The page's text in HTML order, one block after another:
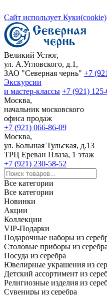
Сайт использует Куки(cookie)
Великий Устюг,
ул. А.Угловского, д.1,
ЗАО "Северная чернь" +7
Экскурсии
и мастер-классы +7 (921)
Москва,
начальник московского
офиса продаж
+7 (921) 066-86-09
Москва,
ул. Большая Тульская, д.13
ТРЦ Ереван Плаза, 1 этаж
+7 (921) 230-58-52
Все категории
Все категории
Новинки
Акции
Коллекции
VIP-Подарки
Подарочные наборы из
Столовые приборы из серебра
Посуда из серебра
Ювелирные украшения из
Детский ассортимент из
Религиозные изделия из
Сувениры из серебра